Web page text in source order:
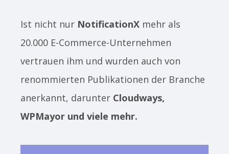
Ist nicht nur NotificationX mehr als
20.000 E-Commerce-Unternehmen
vertrauen ihm und wurden auch von
renommierten Publikationen der Branche
anerkannt, darunter Cloudways,
WPMayor und viele mehr.